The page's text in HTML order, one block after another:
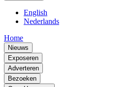
English
Nederlands
Home
Nieuws
Exposeren
Adverteren
Bezoeken